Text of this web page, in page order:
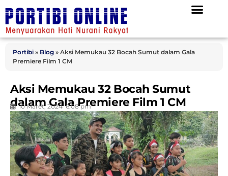
Portibi » Blog » Aksi Memukau 32 Bocah Sumut dalam Gala
Premiere Film 1 CM
Aksi Memukau 32 Bocah Sumut
dalam Gala Premiere Film 1 CM
10 Maret, 2024 6:08 pm